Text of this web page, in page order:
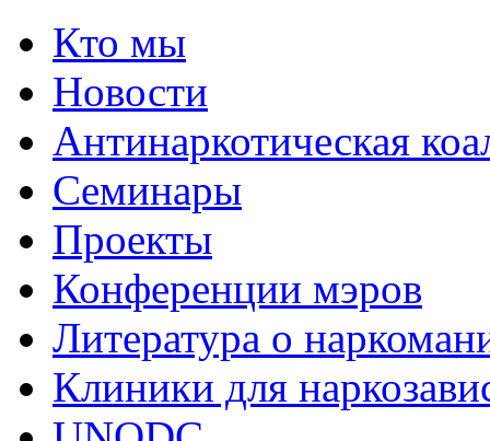
Кто мы
Новости
Антинаркотическая
Семинары
Проекты
Конференции мэров
Литература о
Клиники для